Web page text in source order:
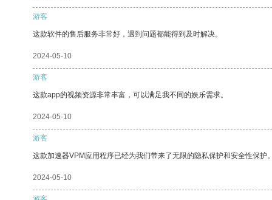
游客
这款软件的售后服务非常好，遇到问题都能得到及时解决。
2024-05-10
游客
这款app的视频资源非常丰富，可以满足我不同的娱乐需求。
2024-05-10
游客
这款加速器VPM应用程序已经为我们带来了无限的隐私保护和安全性保护
2024-05-10